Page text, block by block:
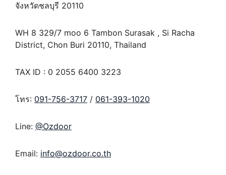
จังหวัดชลบุรี 20110
WH 8 329/7 moo 6 Tambon Surasak , Si Racha
District, Chon Buri 20110, Thailand
TAX ID : 0 2055 6400 3223
โทร: 091-756-3717 / 061-393-1020
Line: @Ozdoor
Email: info@ozdoor.co.th